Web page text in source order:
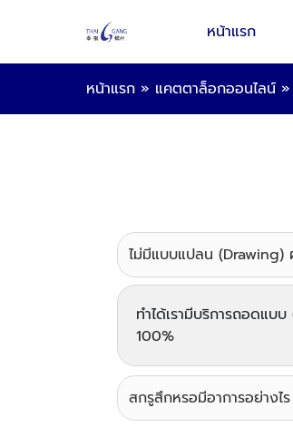
หน้าแรก
หน้าแรก » แคตตาล็อกออนไลน์ »
ไม่มีแบบแปลน (Drawing)
ทำได้เรามีบริการถอดแบ
100%
สกรูสึกหรอมีอาการอย่างไ